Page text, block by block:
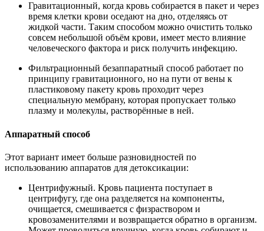
Гравитационный, когда кровь собирается в пакет и через
время клетки крови оседают на дно, отделяясь от
жидкой части. Таким способом можно очистить только
совсем небольшой объём крови, имеет место влияние
человеческого фактора и риск получить инфекцию.
Фильтрационный безаппаратный способ работает по
принципу гравитационного, но на пути от вены к
пластиковому пакету кровь проходит через
специальную мембрану, которая пропускает только
плазму и молекулы, растворённые в ней.
Аппаратный способ
Этот вариант имеет больше разновидностей по
использованию аппаратов для детоксикации:
Центрифужный. Кровь пациента поступает в
центрифугу, где она разделяется на компоненты,
очищается, смешивается с физраствором и
кровозаменителями и возвращается обратно в организм.